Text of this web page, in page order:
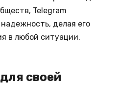
Telegram
делая его
в любой ситуации.
своей